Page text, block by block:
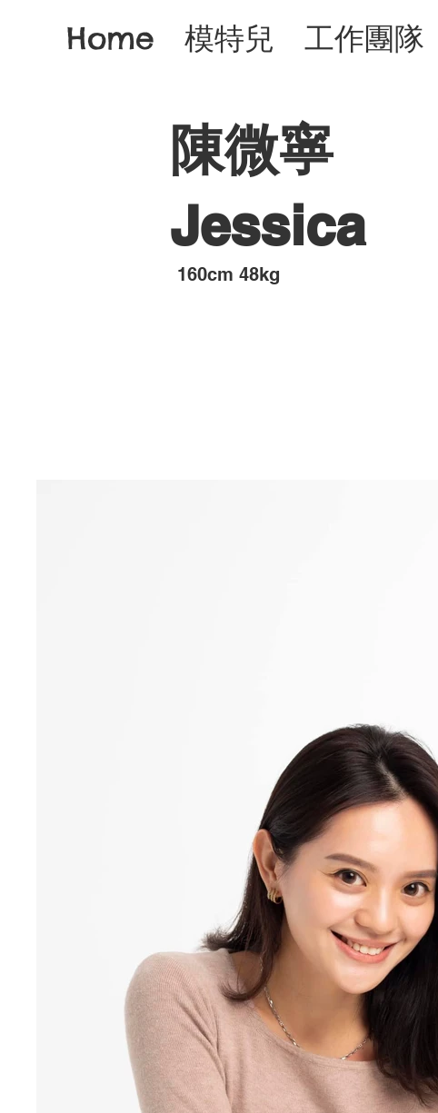
Home 模特兒 工作團隊
陳微寧
Jessica
​160cm 48kg